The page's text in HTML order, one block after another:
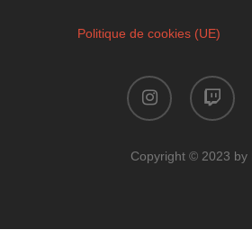
Politique de cookies (UE)
instagram twitch
Copyright © 2023 by